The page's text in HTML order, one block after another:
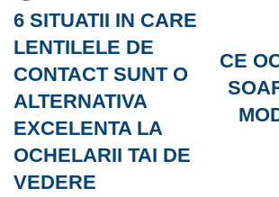
6 SITUATII IN CARE
LENTILELE DE
CONTACT SUNT O
ALTERNATIVA
EXCELENTA LA
OCHELARII TAI DE
VEDERE
CE